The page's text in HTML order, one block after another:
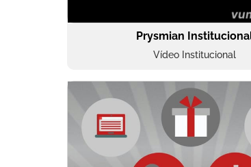
Prysmian
Vídeo Institucional